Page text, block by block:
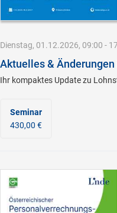
Dienstag, 01.12.2026, 09:00 -
Aktuelles &
Ihr kompaktes Update zu
Seminar
430,00 €